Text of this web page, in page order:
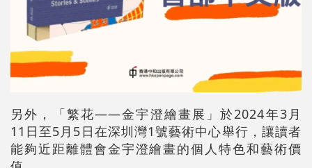
另外，「繁花——金宇澄繪畫展」於2024年3月
11日至5月5日在深圳灣1號藝術中心舉行，讓讀者
能夠近距離體會金宇澄繪畫的個人特色和藝術價